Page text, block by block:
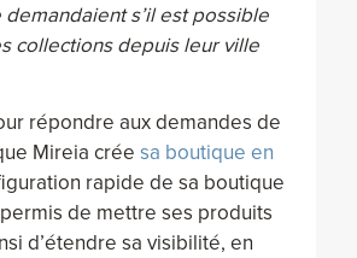
s’il est possible
collections depuis leur ville
répondre aux demandes de
Mireia crée sa boutique en
rapide de sa boutique
de mettre ses produits
d’étendre sa visibilité, en